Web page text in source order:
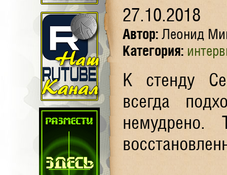
27.10.2018
Автор: Леонид
Категория:
К стенду
всегда
немудрено.